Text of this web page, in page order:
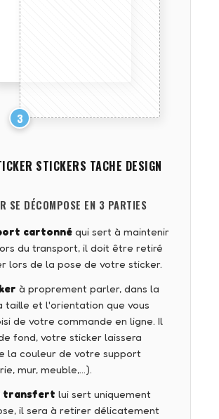
3
STICKERS TACHE DESIGN
SE DÉCOMPOSE EN 3 PARTIES
cartonné qui sert à maintenir
du transport, il doit être retiré
lors de la pose de votre sticker.
à proprement parler, dans la
taille et l'orientation que vous
de votre commande en ligne. Il
fond, votre sticker laissera
la couleur de votre support
mur, meuble,…).
transfert lui sert uniquement
il sera à retirer délicatement